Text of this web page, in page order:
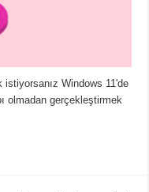
Windows 11'de
olmadan gerçekleştirmek